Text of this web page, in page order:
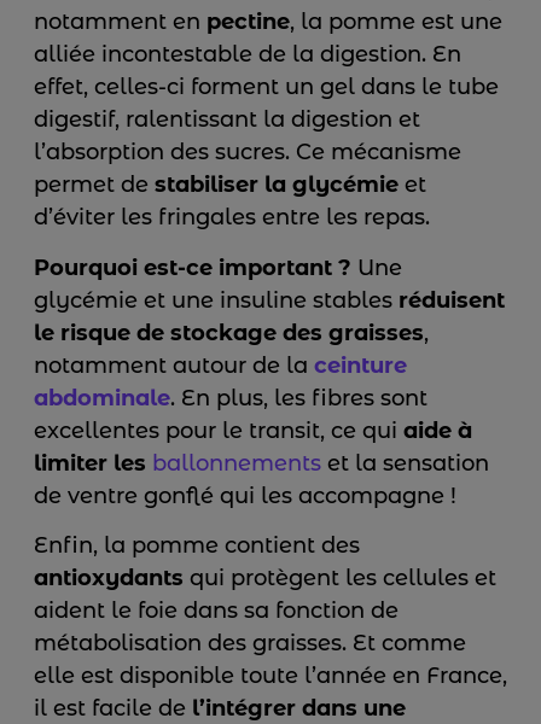
notamment en pectine, la pomme est une
alliée incontestable de la digestion. En
effet, celles-ci forment un gel dans le tube
digestif, ralentissant la digestion et
l’absorption des sucres. Ce mécanisme
permet de stabiliser la glycémie et
d’éviter les fringales entre les repas.
Pourquoi est-ce important ? Une
glycémie et une insuline stables réduisent
le risque de stockage des graisses,
notamment autour de la ceinture
abdominale. En plus, les fibres sont
excellentes pour le transit, ce qui aide à
limiter les ballonnements et la sensation
de ventre gonflé qui les accompagne !
Enfin, la pomme contient des
antioxydants qui protègent les cellules et
aident le foie dans sa fonction de
métabolisation des graisses. Et comme
elle est disponible toute l’année en France,
il est facile de l’intégrer dans une